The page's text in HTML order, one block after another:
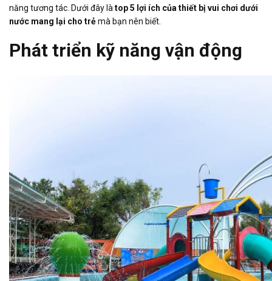
năng tương tác. Dưới đây là top 5 lợi ích của thiết bị vui chơi dưới
nước mang lại cho trẻmà bạn nên biết.
Phát triển kỹ năng vận động